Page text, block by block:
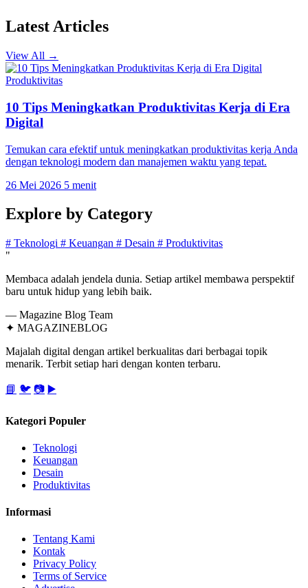
Latest Articles
View All →
Produktivitas
10 Tips Meningkatkan Produktivitas Kerja di Era
Digital
Temukan cara efektif untuk meningkatkan produktivitas kerja Anda
dengan teknologi modern dan manajemen waktu yang tepat.
26 Mei 2026 5 menit
Explore by Category
# Teknologi # Keuangan # Desain # Produktivitas
"
Membaca adalah jendela dunia. Setiap artikel membawa perspektif
baru untuk hidup yang lebih baik.
— Magazine Blog Team
✦ MAGAZINEBLOG
Majalah digital dengan artikel berkualitas dari berbagai topik
menarik. Terbit setiap hari dengan konten terbaru.
📘 🐦 📷 ▶️
Kategori Populer
Teknologi
Keuangan
Desain
Produktivitas
Informasi
Tentang Kami
Kontak
Privacy Policy
Terms of Service